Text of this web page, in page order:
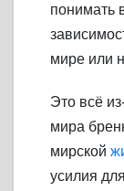
понимать
мире или
Это всё
мира
мирской
усилия